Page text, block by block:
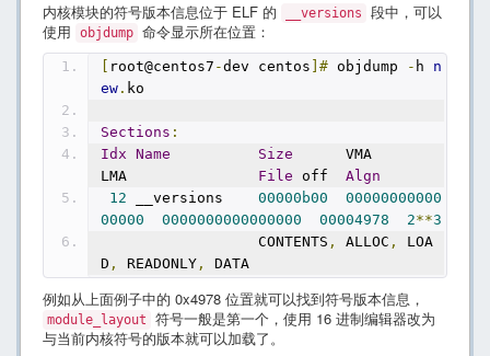
内核模块的符号版本信息位于 ELF 的 __versions
段中，可以
使用
objdump 命令显示所在位置：
root@centos7 -dev centos ]# objdump - h n
ew . ko
Sections :
Idx Name Size
      VMA
LMA File off Algn
12 __versions 00000b00
00000000000
00000
0000000000000000 00004978 2**3
                  CONTENTS
, ALLOC ,
LOA
D , READONLY , DATA
例如从上面例子中的 0x4978 位置就可以找到符号版本信息，
module_layout
符号一般是第一个，使用 16 进制编辑器改为
与当前内核符号的版本就可以加载了。